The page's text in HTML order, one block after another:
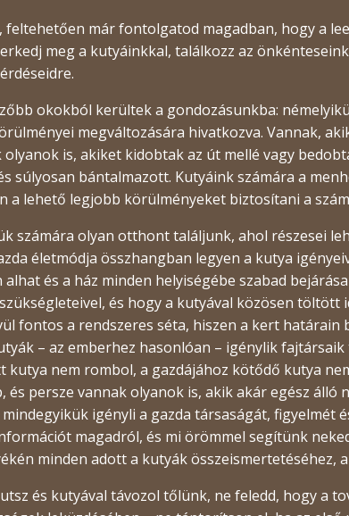
feltehetően már fontolgatod magadban, hogy a
meg a kutyáinkkal, találkozz az
okokból kerültek a gondozásunkba:
megváltozására hivatkozva. Vannak,
is, akiket kidobtak az út mellé vagy
súlyosan bántalmazott. Kutyáink számára a
a lehető legjobb körülményeket biztosítani a
számára olyan otthont találjunk, ahol részesei
életmódja összhangban legyen a kutya
és a ház minden helyiségébe szabad
és hogy a kutyával közösen
fontos a rendszeres séta, hiszen a kert
– az emberhez hasonlóan – igénylik
kutya nem rombol, a gazdájához kötődő kutya
és persze vannak olyanok is, akik akár egész
igényli a gazda társaságát, figyelmét
magadról, és mi örömmel segítünk
minden adott a kutyák összeismertetéséhez,
és kutyával távozol tőlünk, ne feledd, hogy a